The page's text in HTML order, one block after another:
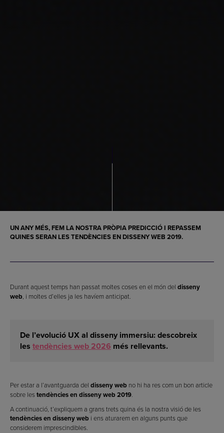
UN ANY MÉS, FEM LA NOSTRA PRÒPIA PREDICCIÓ I REPASSEM
QUINES SERAN LESTENDÈNCIES EN DISSENY WEB 2019.
Durant aquest temps han passat moltes coses en el món del disseny
web, i moltes d’elles ja les havíem anticipat.
De l’evolució UX al disseny immersiu: descobreix
les tendències web 2026 més rellevants.
Per estar a l’avantguarda del disseny web no hi ha res com un bon article
sobre les tendències en disseny web 2019.
A continuació, t’expliquem a grans trets quina és la nostra visió de les
tendències en disseny web i ens aturarem en alguns punts que
considerem imprescindibles.